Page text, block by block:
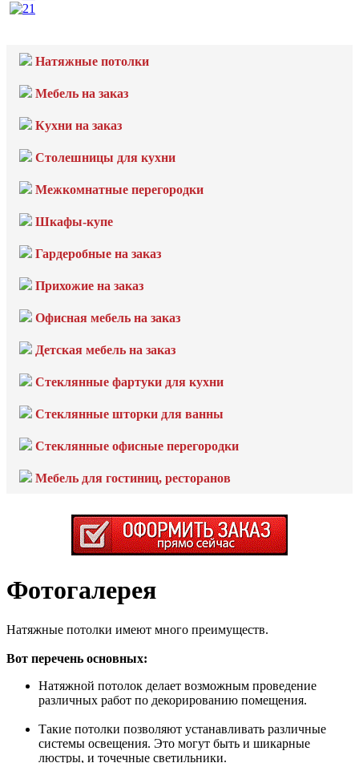
Натяжные потолки
Мебель на заказ
Кухни на заказ
Столешницы для кухни
Межкомнатные перегородки
Шкафы-купе
Гардеробные на заказ
Прихожие на заказ
Офисная мебель на заказ
Детская мебель на заказ
Стеклянные фартуки для кухни
Стеклянные шторки для ванны
Стеклянные офисные перегородки
Мебель для гостиниц, ресторанов
Фотогалерея
Натяжные потолки имеют много преимуществ.
Вот перечень основных:
Натяжной потолок делает возможным проведение
различных работ по декорированию помещения.
Такие потолки позволяют устанавливать различные
системы освещения. Это могут быть и шикарные
люстры, и точечные светильники.